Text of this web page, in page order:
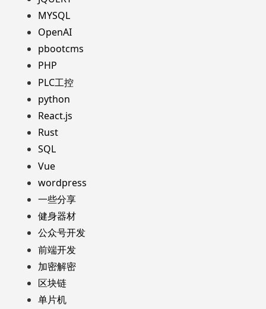
MYSQL
OpenAI
pbootcms
PHP
PLC工控
python
React.js
Rust
SQL
Vue
wordpress
一些分享
健身器材
公众号开发
前端开发
加密解密
区块链
单片机